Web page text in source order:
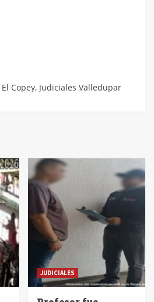
El Copey, Judiciales Valledupar
JUDICIALES